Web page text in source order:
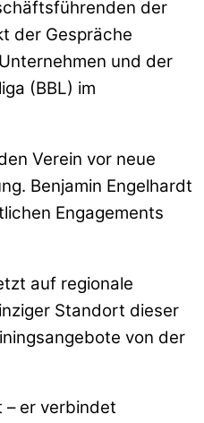
der
der Gespräche
und der
(BBL) im
Verein vor neue
Benjamin Engelhardt
Engagements
auf regionale
Standort dieser
von der
– er verbindet